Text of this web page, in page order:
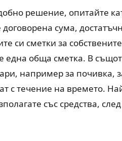
решение, опитайте
договорена сума,
си сметки за
една обща сметка. В
например за почивка,
с течение на времето.
със средства,